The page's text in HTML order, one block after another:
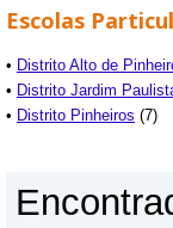
Escolas
• Distrito Alto de
• Distrito Jardim
• Distrito Pinheiros (7)